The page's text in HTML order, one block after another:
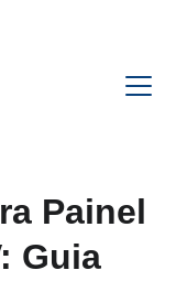
Painel
Guia